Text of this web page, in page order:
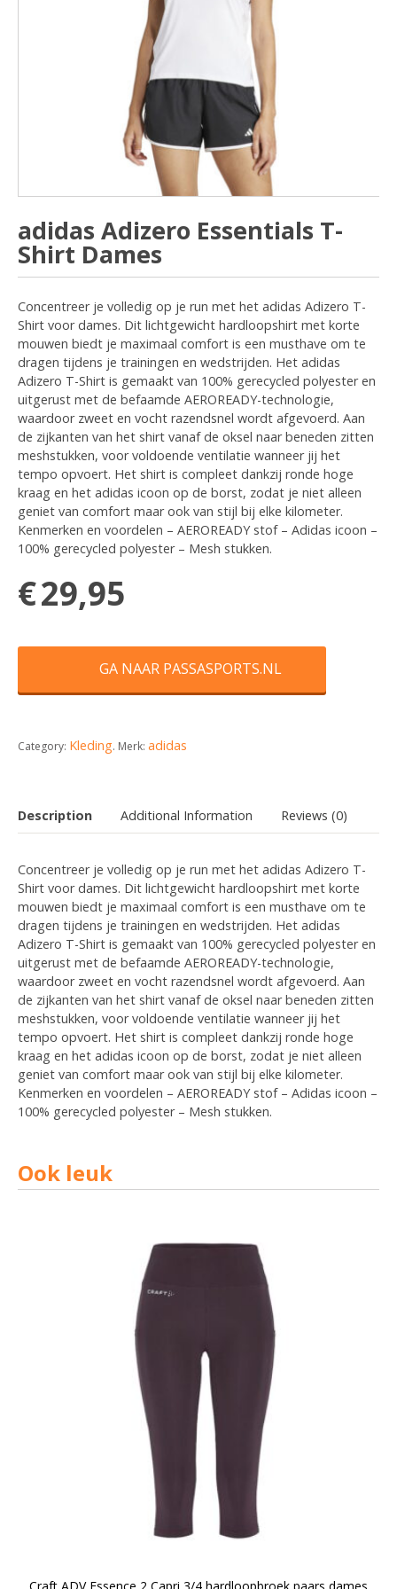
adidas Adizero Essentials T-
Shirt Dames
Concentreer je volledig op je run met het adidas Adizero T-
Shirt voor dames. Dit lichtgewicht hardloopshirt met korte
mouwen biedt je maximaal comfort is een musthave om te
dragen tijdens je trainingen en wedstrijden. Het adidas
Adizero T-Shirt is gemaakt van 100% gerecycled polyester en
uitgerust met de befaamde AEROREADY-technologie,
waardoor zweet en vocht razendsnel wordt afgevoerd. Aan
de zijkanten van het shirt vanaf de oksel naar beneden zitten
meshstukken, voor voldoende ventilatie wanneer jij het
tempo opvoert. Het shirt is compleet dankzij ronde hoge
kraag en het adidas icoon op de borst, zodat je niet alleen
geniet van comfort maar ook van stijl bij elke kilometer.
Kenmerken en voordelen – AEROREADY stof – Adidas icoon –
100% gerecycled polyester – Mesh stukken.
€29,95
GA NAAR PASSASPORTS.NL
Category: Kleding. Merk: adidas
Description Additional Information Reviews (0)
Concentreer je volledig op je run met het adidas Adizero T-
Shirt voor dames. Dit lichtgewicht hardloopshirt met korte
mouwen biedt je maximaal comfort is een musthave om te
dragen tijdens je trainingen en wedstrijden. Het adidas
Adizero T-Shirt is gemaakt van 100% gerecycled polyester en
uitgerust met de befaamde AEROREADY-technologie,
waardoor zweet en vocht razendsnel wordt afgevoerd. Aan
de zijkanten van het shirt vanaf de oksel naar beneden zitten
meshstukken, voor voldoende ventilatie wanneer jij het
tempo opvoert. Het shirt is compleet dankzij ronde hoge
kraag en het adidas icoon op de borst, zodat je niet alleen
geniet van comfort maar ook van stijl bij elke kilometer.
Kenmerken en voordelen – AEROREADY stof – Adidas icoon –
100% gerecycled polyester – Mesh stukken.
Ook leuk